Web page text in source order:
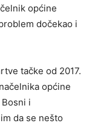
općine
dočekao i
tačke od 2017.
općine
i
da se nešto